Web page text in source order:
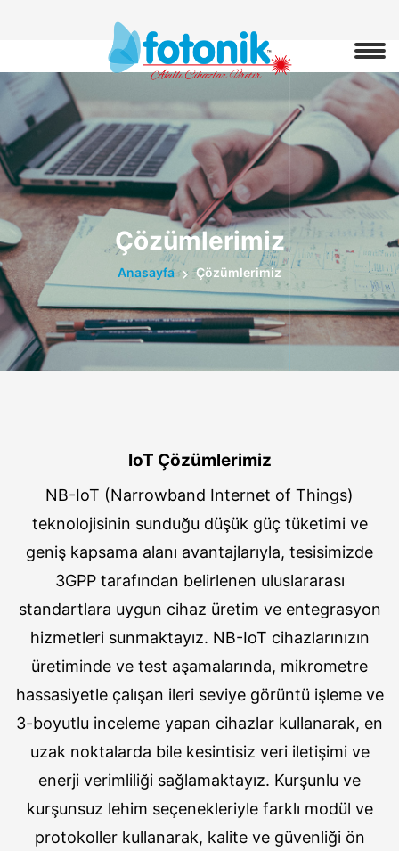
Çözümlerimiz
Anasayfa Çözümlerimiz
IoT Çözümlerimiz
NB-IoT (Narrowband Internet of Things)
teknolojisinin sunduğu düşük güç tüketimi ve
geniş kapsama alanı avantajlarıyla, tesisimizde
3GPP tarafından belirlenen uluslararası
standartlara uygun cihaz üretim ve entegrasyon
hizmetleri sunmaktayız. NB-IoT cihazlarınızın
üretiminde ve test aşamalarında, mikrometre
hassasiyetle çalışan ileri seviye görüntü işleme ve
3-boyutlu inceleme yapan cihazlar kullanarak, en
uzak noktalarda bile kesintisiz veri iletişimi ve
enerji verimliliği sağlamaktayız. Kurşunlu ve
kurşunsuz lehim seçenekleriyle farklı modül ve
protokoller kullanarak, kalite ve güvenliği ön